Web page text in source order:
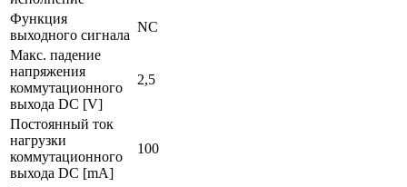
Функция
выходного сигнала
NC
Макс. падение
напряжения
коммутационного
выхода DC [V]
2,5
Постоянный ток
нагрузки
коммутационного
выхода DC [mA]
100